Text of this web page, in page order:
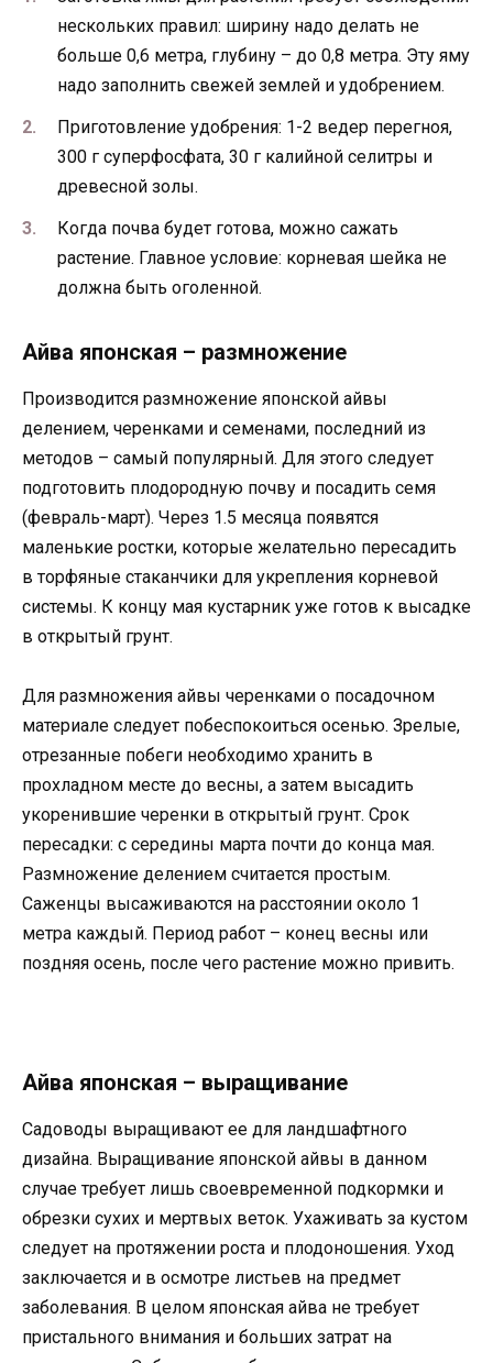
нескольких правил: ширину надо делать не
больше 0,6 метра, глубину – до 0,8 метра. Эту яму
надо заполнить свежей землей и удобрением.
Приготовление удобрения: 1-2 ведер перегноя,
300 г суперфосфата, 30 г калийной селитры и
древесной золы.
Когда почва будет готова, можно сажать
растение. Главное условие: корневая шейка не
должна быть оголенной.
Айва японская – размножение
Производится размножение японской айвы
делением, черенками и семенами, последний из
методов – самый популярный. Для этого следует
подготовить плодородную почву и посадить семя
(февраль-март). Через 1.5 месяца появятся
маленькие ростки, которые желательно пересадить
в торфяные стаканчики для укрепления корневой
системы. К концу мая кустарник уже готов к высадке
в открытый грунт.
Для размножения айвы черенками о посадочном
материале следует побеспокоиться осенью. Зрелые,
отрезанные побеги необходимо хранить в
прохладном месте до весны, а затем высадить
укоренившие черенки в открытый грунт. Срок
пересадки: с середины марта почти до конца мая.
Размножение делением считается простым.
Саженцы высаживаются на расстоянии около 1
метра каждый. Период работ – конец весны или
поздняя осень, после чего растение можно привить.
Айва японская – выращивание
Садоводы выращивают ее для ландшафтного
дизайна. Выращивание японской айвы в данном
случае требует лишь своевременной подкормки и
обрезки сухих и мертвых веток. Ухаживать за кустом
следует на протяжении роста и плодоношения. Уход
заключается и в осмотре листьев на предмет
заболевания. В целом японская айва не требует
пристального внимания и больших затрат на